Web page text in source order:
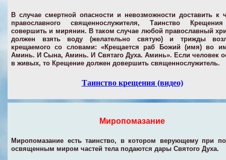
В случае смертной опасности и невозможности доставить к
православного священнослужителя, Таинство
совершить и мирянин. В таком случае любой православный
должен взять воду (желательно святую) и трижды
крещаемого со словами: «Крещается раб Божий (имя) во
Аминь. И Сына, Аминь. И Святаго Духа. Аминь». Если человек
в живых, то Крещение должен довершить священнослужитель.
Таинство крещения (видео)
Миропомазание
Миропомазание есть таинство, в котором верующему при
освященным миром частей тела подаются дары Святого Духа.